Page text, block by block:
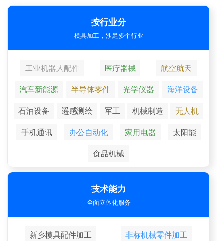
按行业分
模具加工，涉足多个行业
工业机器人配件 医疗器械
航空航天
汽车新能源
半导体零件 光学仪器
海洋设备
石油设备
遥感测绘 军工 机械制造
无人机
手机通讯
办公自动化 家用电器
太阳能
食品机械
技术能力
全面立体化服务
新乡模具配件加工
非标机械零件加工